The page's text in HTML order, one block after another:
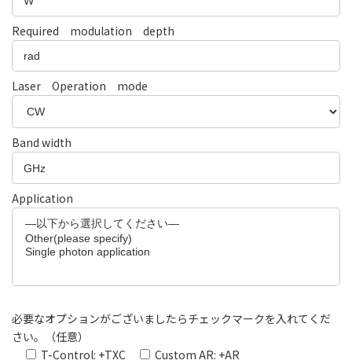
Required modulation depth
Laser Operation mode
Band width
Application
必要なオプションがございましたらチェックマークを入れてくだ
さい。（任意）
T-Control: +TXC
Custom AR: +AR